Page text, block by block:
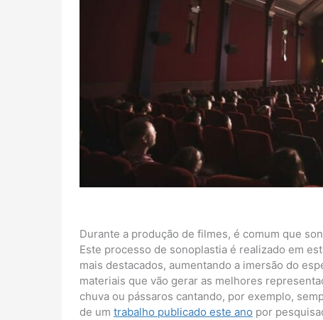
Durante a produção de filmes, é comum que
Este processo de sonoplastia é realizado em
mais destacados, aumentando a imersão do
materiais que vão gerar as melhores
chuva ou pássaros cantando, por exemplo,
de um trabalho publicado este ano por